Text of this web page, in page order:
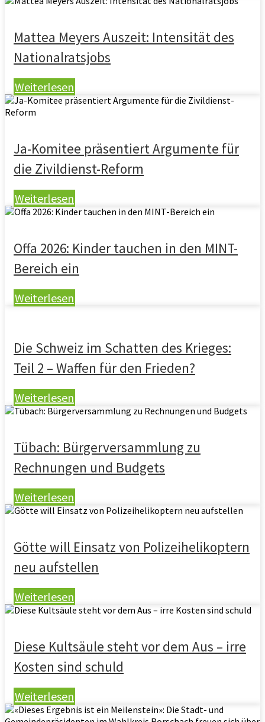
Mattea Meyers Auszeit: Intensität des
Nationalratsjobs
Weiterlesen
Ja-Komitee präsentiert Argumente für
die Zivildienst-Reform
Weiterlesen
Offa 2026: Kinder tauchen in den MINT-
Bereich ein
Weiterlesen
Die Schweiz im Schatten des Krieges:
Teil 2 – Waffen für den Frieden?
Weiterlesen
Tübach: Bürgerversammlung zu
Rechnungen und Budgets
Weiterlesen
Götte will Einsatz von Polizeihelikoptern
neu aufstellen
Weiterlesen
Diese Kultsäule steht vor dem Aus – irre
Kosten sind schuld
Weiterlesen